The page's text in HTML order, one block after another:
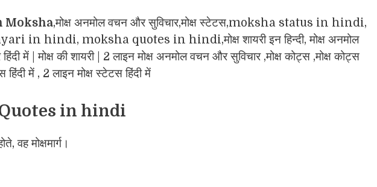
Moksha,मोक्ष अनमोल वचन और सुविचार,मोक्ष स्टेटस,moksha status in hindi,
in hindi, moksha quotes in hindi,मोक्ष शायरी इन हिन्दी, मोक्ष अनमोल
में | मोक्ष की शायरी | 2 लाइन मोक्ष अनमोल वचन और सुविचार ,मोक्ष कोट्स ,मोक्ष कोट्स
हिंदी में , 2 लाइन मोक्ष स्टेटस हिंदी में
in hindi
वह मोक्षमार्ग।